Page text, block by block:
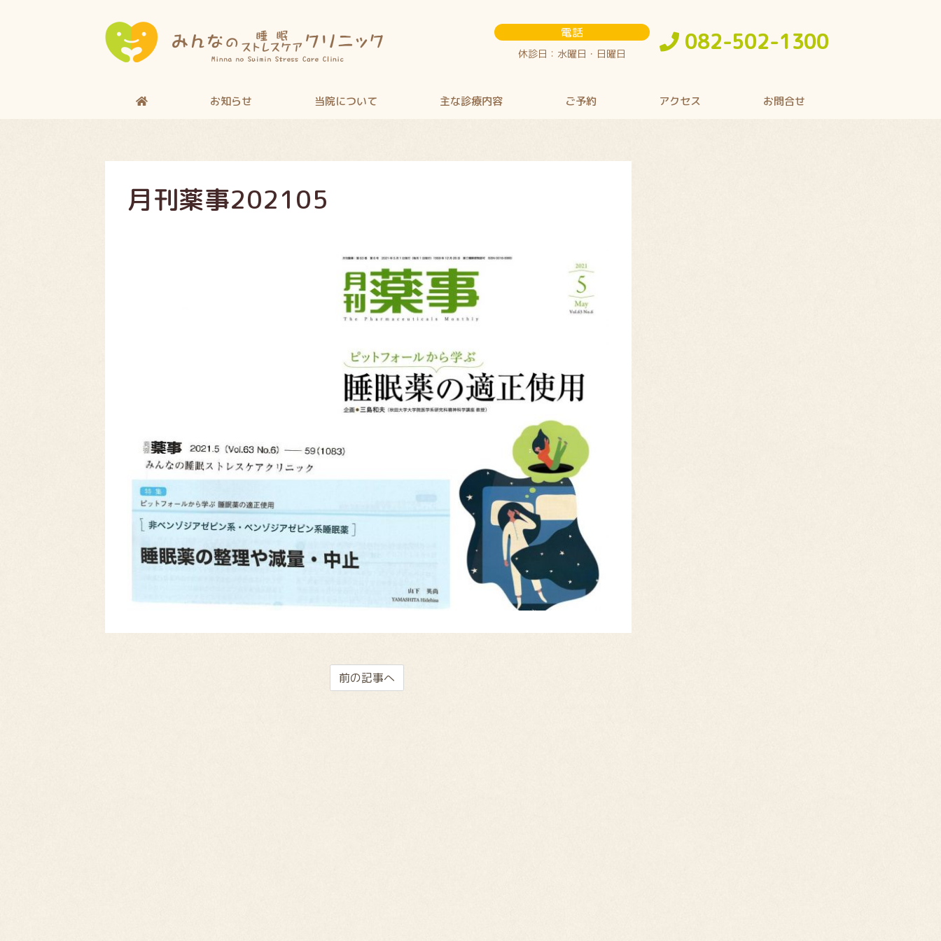
電話
休診日：水曜日・日曜日 082-502-1300
お知らせ 当院について 主な診療内容 ご予約 アクセス お問合せ
月刊薬事202105
前の記事へ